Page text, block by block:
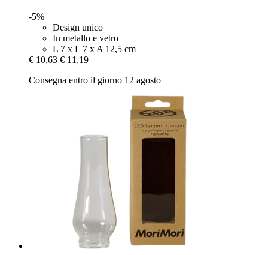
-5%
Design unico
In metallo e vetro
L 7 x L 7 x A 12,5 cm
€ 10,63 € 11,19
Consegna entro il giorno 12 agosto